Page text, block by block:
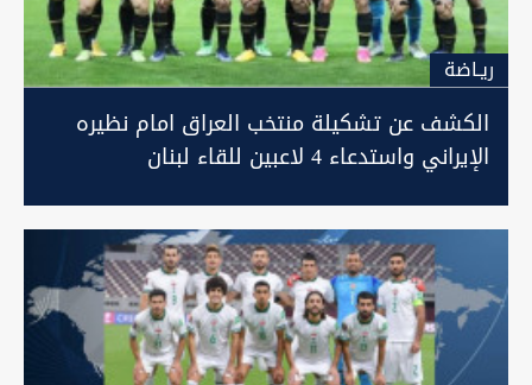
ريـاضة
الكشف عن تشكيلة منتخب العراق امام نظيره
الإيراني واستدعاء 4 لاعبين للقاء لبنان